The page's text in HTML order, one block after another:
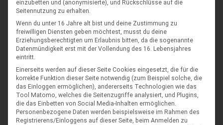
DIE NÄCHSTEN VERANSTALTUNGEN
einzubetten und (anonymisierte), und Rückschlüsse auf die
Seitennutzung zu erhalten.
Wenn du unter 16 Jahre alt bist und deine Zustimmung zu
freiwilligen Diensten geben möchtest, musst du deine
Erziehungsberechtigten um Erlaubnis bitten, da die sogenannte
Datenmündigkeit erst mit der Vollendung des 16. Lebensjahres
eintritt.
Einerseits werden auf dieser Seite Cookies eingesetzt, die für die
korrekte Funktion dieser Seite notwendig (zum Beispiel solche, die
das Einloggen ermöglichen), andererseits Technologien wie das
Tool Matomo, welches die Seitenzugriffe analysiert, und Plugins,
die das Einbetten von Social Media-Inhalten ermöglichen.
Personenbezogene Daten werden beispielsweise im Rahmen des
Registrierens/Einloggens auf dieser Seite, beim Anmelden zu